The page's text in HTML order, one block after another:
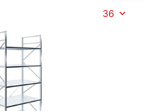
36